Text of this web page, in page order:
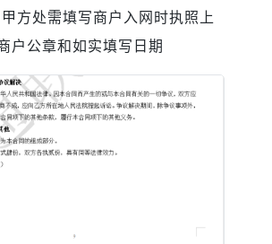
方处需填写商户入网时执照上
户公章和如实填写日期